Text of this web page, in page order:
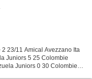
23/11 Amical Avezzano Ita
Juniors 5 25 Colombie
Juniors 0 30 Colombie